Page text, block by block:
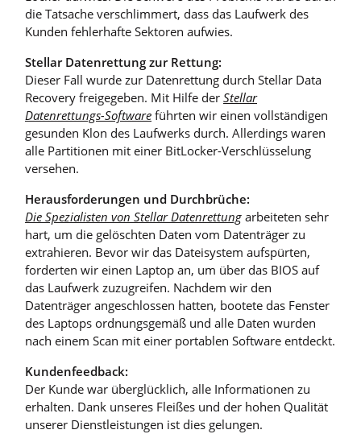
die Tatsache verschlimmert, dass das Laufwerk des
Kunden fehlerhafte Sektoren aufwies.
Stellar Datenrettung zur Rettung:
Dieser Fall wurde zur Datenrettung durch Stellar Data
Recovery freigegeben. Mit Hilfe der Stellar
Datenrettungs-Software führten wir einen vollständigen
gesunden Klon des Laufwerks durch. Allerdings waren
alle Partitionen mit einer BitLocker-Verschlüsselung
versehen.
Herausforderungen und Durchbrüche:
Die Spezialisten von Stellar Datenrettung arbeiteten sehr
hart, um die gelöschten Daten vom Datenträger zu
extrahieren. Bevor wir das Dateisystem aufspürten,
forderten wir einen Laptop an, um über das BIOS auf
das Laufwerk zuzugreifen. Nachdem wir den
Datenträger angeschlossen hatten, bootete das Fenster
des Laptops ordnungsgemäß und alle Daten wurden
nach einem Scan mit einer portablen Software entdeckt.
Kundenfeedback:
Der Kunde war überglücklich, alle Informationen zu
erhalten. Dank unseres Fleißes und der hohen Qualität
unserer Dienstleistungen ist dies gelungen.